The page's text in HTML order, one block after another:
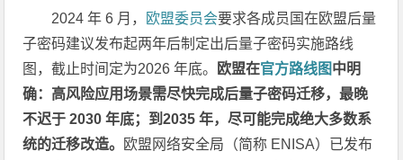
2024 年 6 月， 欧盟委员会要求各成员国在欧盟后量
子密码建议发布起两年后制定出后量子密码实施路线
图，截止时间定为2026 年底。
欧盟在官方路线图中明
确：高风险应用场景需尽快完成后量子密码迁移，最晚
不迟于 2030 年底；到2035 年，尽可能完成绝大多数系
统的迁移改造。 欧盟网络安全局（简称 ENISA）已发布